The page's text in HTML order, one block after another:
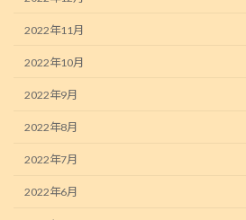
2022年11月
2022年10月
2022年9月
2022年8月
2022年7月
2022年6月